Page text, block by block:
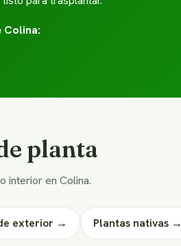
Colina:
planta
interior en Colina.
exterior → Plantas nativas →